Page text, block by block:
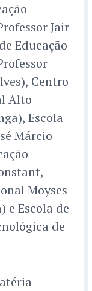
Jair
Educação
Centro
Alto
Escola
Márcio
Moyses
e Escola de
de